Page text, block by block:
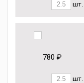
шт.
780 ₽
шт.